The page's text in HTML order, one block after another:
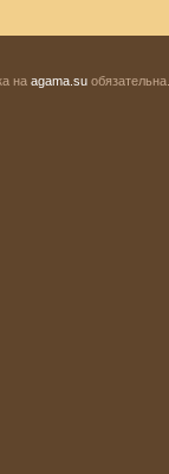
на agama.su обязательна.